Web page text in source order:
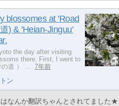
blossomes at 'Road
) & 'Heian-Jinguu'
the day after visiting
there. First, I went to
の道 ） …
7年前
ン
なんか翻訳ちゃんとされてました★